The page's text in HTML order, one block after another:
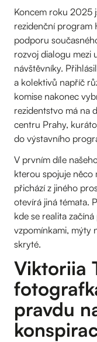
Koncem roku 2025
rezidenční program
podporu
rozvoj dialogu mezi
návštěvníky.
a kolektivů napříč
komise nakonec
rezidentstvo má na
centru Prahy,
do výstavního
V prvním díle
kterou spojuje něco
přichází z jiného
otevírá jiná témata.
kde se realita
vzpomínkami, mýty
skryté.
Viktoriia
pravdu